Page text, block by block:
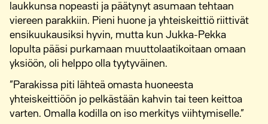
laukkunsa nopeasti ja päätynyt asumaan tehtaan
viereen parakkiin. Pieni huone ja yhteiskeittiö riittivät
ensikuukausiksi hyvin, mutta kun Jukka-Pekka
lopulta pääsi purkamaan muuttolaatikoitaan omaan
yksiöön, oli helppo olla tyytyväinen.
”Parakissa piti lähteä omasta huoneesta
yhteiskeittiöön jo pelkästään kahvin tai teen keittoa
varten. Omalla kodilla on iso merkitys viihtymiselle.”